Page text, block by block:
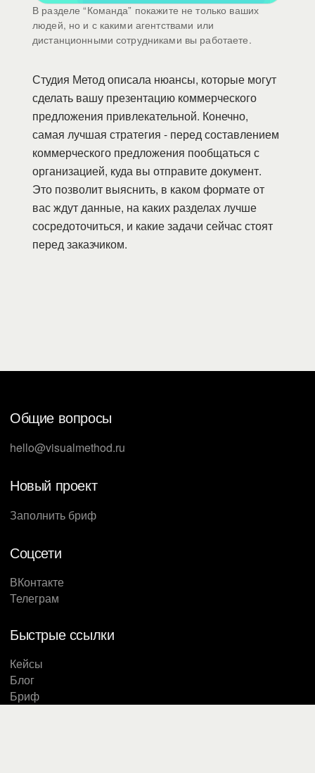
В разделе “Команда” покажите не только ваших
людей, но и с какими агентствами или
дистанционными сотрудниками вы работаете.
Студия Метод описала нюансы, которые могут
сделать вашу презентацию коммерческого
предложения привлекательной. Конечно,
самая лучшая стратегия - перед составлением
коммерческого предложения пообщаться с
организацией, куда вы отправите документ.
Это позволит выяснить, в каком формате от
вас ждут данные, на каких разделах лучше
сосредоточиться, и какие задачи сейчас стоят
перед заказчиком.
Общие вопросы
hello@visualmethod.ru
Новый проект
Заполнить бриф
Соцсети
ВКонтакте
Телеграм
Быстрые ссылки
Кейсы
Блог
Бриф